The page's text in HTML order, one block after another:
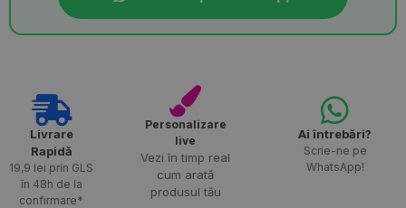
Livrare
Rapidă​
19,9 lei prin GLS
în 48h de la
confirmare*
Personalizare
live
Vezi în timp real
cum arată
produsul tău
Ai întrebări?
Scrie-ne pe
WhatsApp!